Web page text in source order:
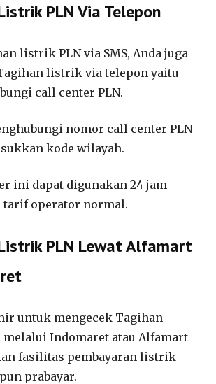
PLN Via Telepon
listrik PLN via SMS, Anda juga
listrik via telepon yaitu
call center PLN.
nomor call center PLN
kode wilayah.
ini dapat digunakan 24 jam
tarif operator normal.
PLN Lewat Alfamart
untuk mengecek Tagihan
Indomaret atau Alfamart
fasilitas pembayaran listrik
prabayar.